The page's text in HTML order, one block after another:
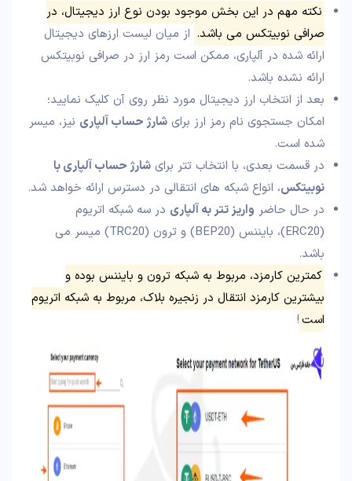
نکته مهم در این بخش موجود بودن نوع ارز دیجیتال، در
صرافی نوبیتکس می باشد. از میان لیست ارزهای دیجیتال
ارائه شده در آلپاری، ممکن است رمز ارز در صرافی نوبیتکس
ارائه نشده باشد.
بعد از انتخاب ارز دیجیتال مورد نظر روی آن کلیک نمایید؛
امکان جستجوی نام رمز ارز برای شارژ حساب آلپاری نیز، میسر
شده است.
در قسمت بعدی، با انتخاب تتر برای شارژ حساب آلپاری با
نوبیتکس، انواع شبکه های انتقالی در دسترس ارائه خواهد شد.
در حال حاضر واریز تتر به آلپاری در سه شبکه اتریوم
(ERC20)، بایننس (BEP20) و ترون (TRC20) میسر می
باشد.
کمترین کارمزد، مربوط به شبکه ترون و بایننس بوده و
بیشترین کارمزد انتقال در زنجیره بلاک، مربوط به شبکه اتریوم
است!